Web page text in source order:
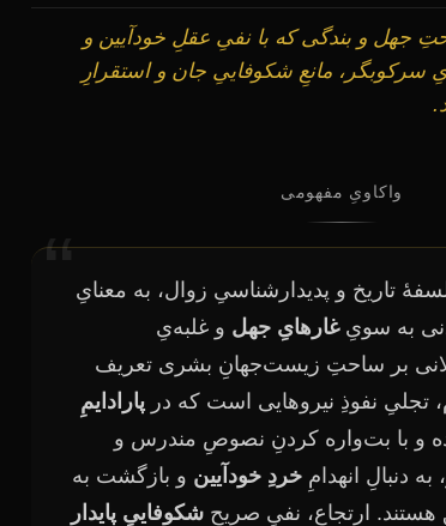
جهل و بندگی که با نفیِ عقلِ خودآیین و
مانعِ شکوفاییِ جان و استقرارِ
واکاویِ مفهومی
تاریخ و پدیدارشناسیِ زوال، به معنایِ
به سویِغارهایِ جهل و غلبه‌یِ
بر ساحتِ زیست‌جهانِ بشری تعریف
تجلیِ نفوذِ نیروهایی است که در پارادایمِ
و با بت‌واره کردنِ نصوصِ مندرس و
دنبالِ انهدامِ خردِ خودآیین و بازگشت به
ارتجاع، نفیِ صریحِ شکوفاییِ پایدار